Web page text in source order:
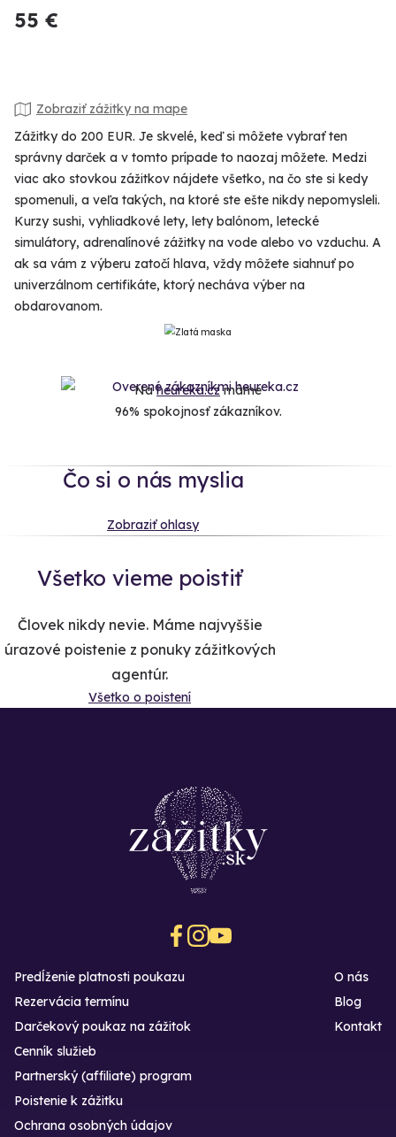
55 €
Zobraziť zážitky na mape
Zážitky do 200 EUR. Je skvelé, keď si môžete vybrať ten
správny darček a v tomto prípade to naozaj môžete. Medzi
viac ako stovkou zážitkov nájdete všetko, na čo ste si kedy
spomenuli, a veľa takých, na ktoré ste ešte nikdy nepomysleli.
Kurzy sushi, vyhliadkové lety, lety balónom, letecké
simulátory, adrenalínové zážitky na vode alebo vo vzduchu. A
ak sa vám z výberu zatočí hlava, vždy môžete siahnuť po
univerzálnom certifikáte, ktorý necháva výber na
obdarovanom.
Naheureka.czmáme
96% spokojnosť zákazníkov.
Čo si o nás myslia
Zobraziť ohlasy
Všetko vieme poistiť
Človek nikdy nevie. Máme najvyššie
úrazové poistenie z ponuky zážitkových
agentúr.
Všetko o poistení
Predĺženie platnosti poukazu
Rezervácia termínu
Darčekový poukaz na zážitok
O nás
Blog
Kontakt
Cenník služieb
Partnerský (affiliate) program
Poistenie k zážitku
Ochrana osobných údajov